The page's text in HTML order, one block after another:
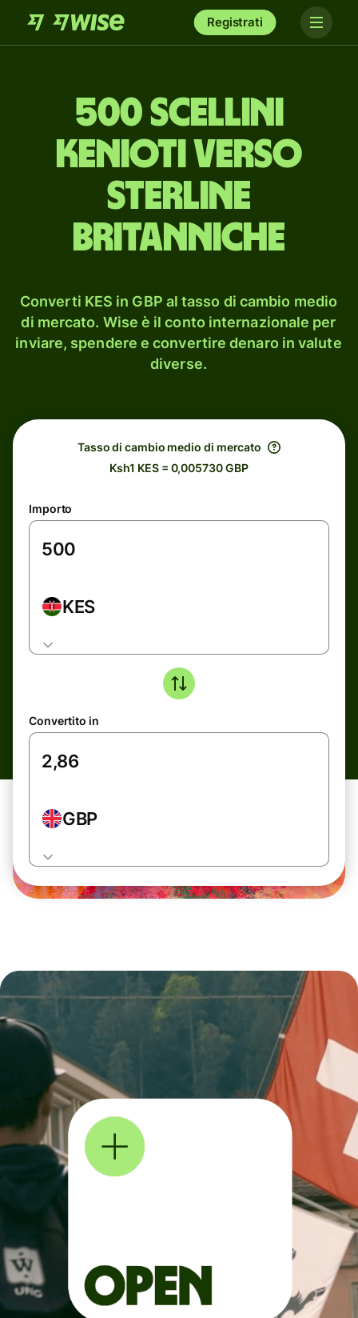
Registrati
500 scellini
kenioti verso
sterline
britanniche
Converti KES in GBP al tasso di cambio medio
di mercato. Wise è il conto internazionale per
inviare, spendere e convertire denaro in valute
diverse.
Tasso di cambio medio di mercato
Ksh1 KES = 0,005730 GBP
Importo
KES
Convertito in
GBP